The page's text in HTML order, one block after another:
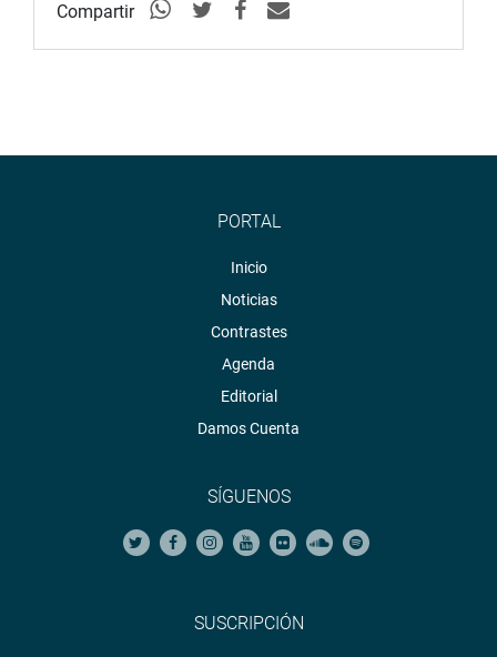
PRENSA-CONGRESO
Compartir
PORTAL
Inicio
Noticias
Contrastes
Agenda
Editorial
Damos Cuenta
SÍGUENOS
SUSCRIPCIÓN